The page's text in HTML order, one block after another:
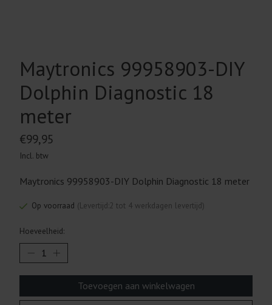
Maytronics 99958903-DIY
Dolphin Diagnostic 18
meter
€99,95
Incl. btw
Maytronics 99958903-DIY Dolphin Diagnostic 18 meter
Op voorraad (Levertijd:2 tot 4 werkdagen levertijd)
Hoeveelheid:
Toevoegen aan winkelwagen